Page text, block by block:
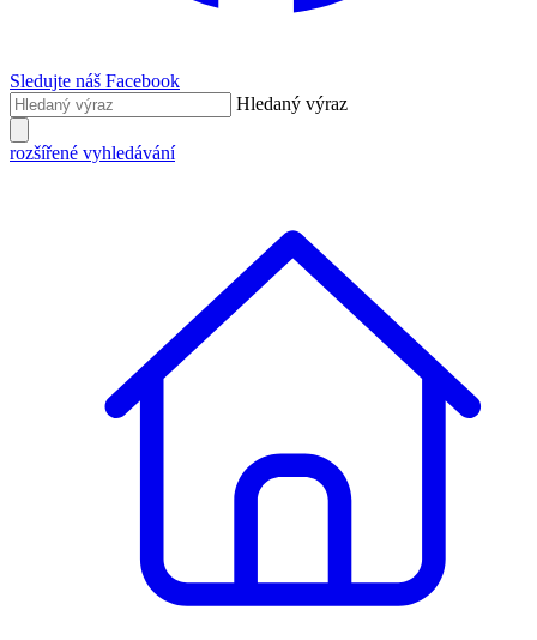
Sledujte náš Facebook
Hledaný výraz
rozšířené vyhledávání